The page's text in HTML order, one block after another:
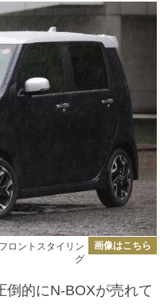
ロントスタイリン
グ
画像はこちら
倒的にN-BOXが売れて